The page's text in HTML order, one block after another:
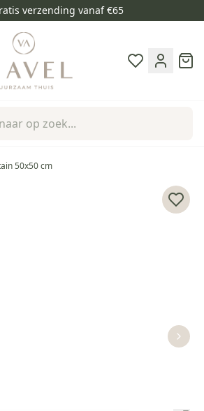
verzending vanaf €65
Cart
50x50 cm